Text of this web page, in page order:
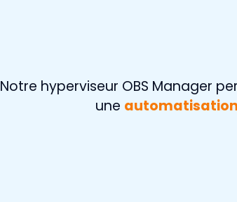
Notre hyperviseur OBS Manager
une automatisation